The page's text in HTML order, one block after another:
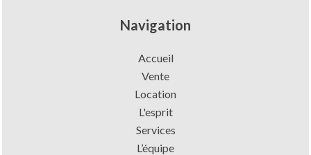
Navigation
Accueil
Vente
Location
L'esprit
Services
L’équipe